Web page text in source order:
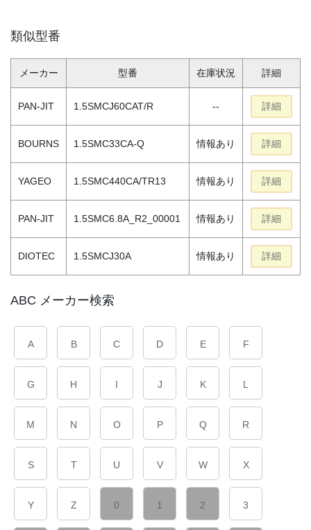
類似型番
メーカー 型番 在庫状況 詳細
PAN-JIT 1.5SMCJ60CAT/R -- 詳細
BOURNS 1.5SMC33CA-Q 情報あり 詳細
YAGEO 1.5SMC440CA/TR13 情報あり 詳細
PAN-JIT 1.5SMC6.8A_R2_00001 情報あり 詳細
DIOTEC 1.5SMCJ30A 情報あり 詳細
ABC メーカー検索
A B C D E F
G H I J K L
M N O P Q R
S T U V W X
Y Z 0 1 2 3